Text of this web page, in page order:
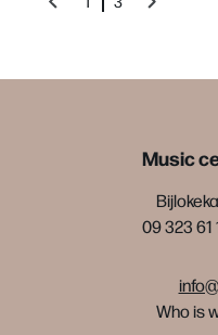
Music
09 323 61
Who is